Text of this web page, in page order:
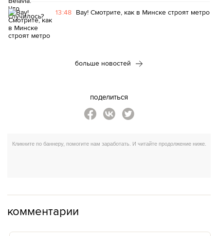
13:48 Вау! Смотрите, как в Минске строят метро
больше новостей
поделиться
комментарии